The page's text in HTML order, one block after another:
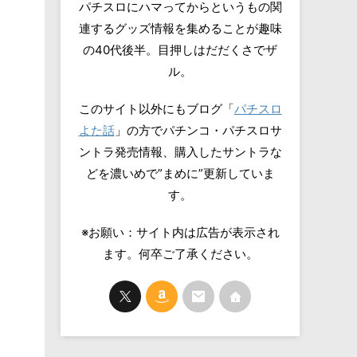
パチスロにハマってからというもの関
連するグッズ情報を集めることが趣味
の40代後半。目押しはだだくさでザ
ル。
このサイト以外にもブログ「パチスロ
よた話」の方でパチンコ・パチスロサ
ントラ発売情報、購入したサントラな
どを濃いめで”まめに”更新していま
す。
※お願い：サイト内は広告が表示され
ます。何卒ご了承ください。